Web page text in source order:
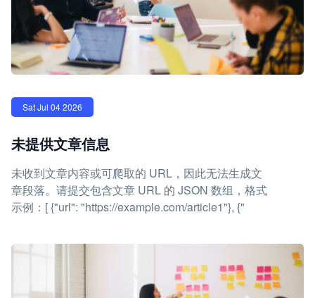
Sat Jul 04 2026
未提供文章信息
未收到文章内容或可爬取的 URL，因此无法生成文
章段落。请提交包含文章 URL 的 JSON 数组，格式
示例：[ {"url": "https://example.com/article1"}, {"